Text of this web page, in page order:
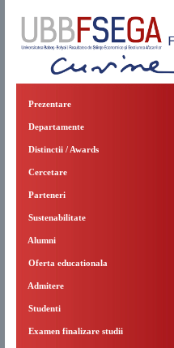
Prezentare
Departamente
Distinctii / Awards
Cercetare
Parteneri
Sustenabilitate
Alumni
Oferta educationala
Admitere
Studenti
Examen finalizare studii